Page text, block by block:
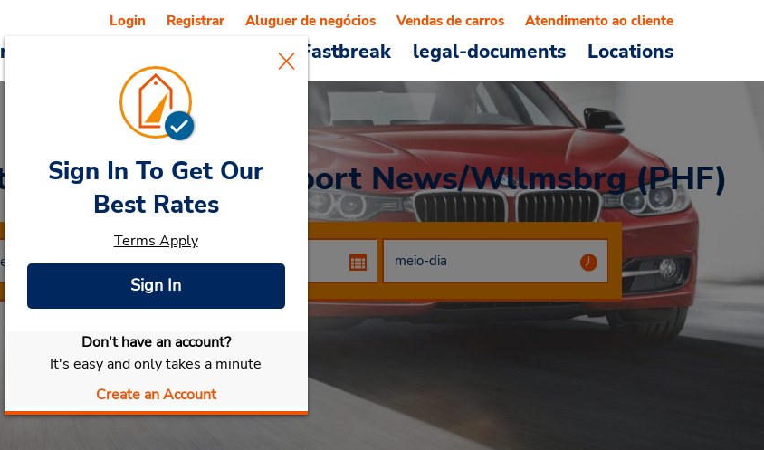
Veículos e serviços Fastbreak legal-documents Locations
Login Registrar Aluguer de negócios Vendas de carros Atendimento ao cliente
de Newport News/Wllmsbrg (PHF)
Selecionar meu carro
Sign In To Get Our
Best Rates
Terms Apply
Sign In
Don't have an account?
It's easy and only takes a minute
Create an Account